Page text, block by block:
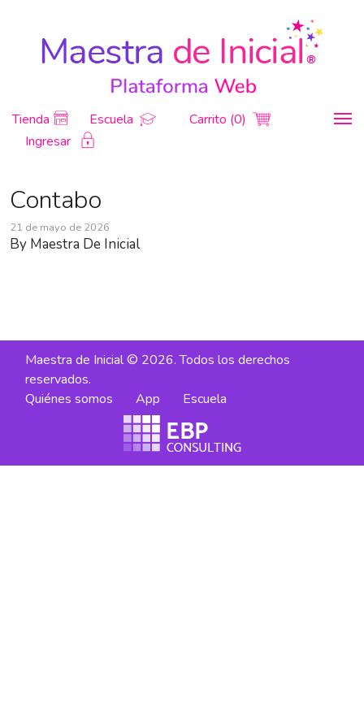
Tienda Escuela
Carrito (0)
Ingresar
Contabo
21 de mayo de 2026
By Maestra De Inicial
Maestra de Inicial © 2026. Todos los derechos
reservados.
Quiénes somos
App Escuela